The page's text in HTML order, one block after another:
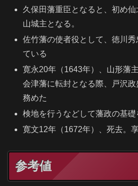
久保田藩重臣となると、初め
山城主となる。
佐竹藩の使者役として、徳川
ている
寛永20年（1643年）、山形藩
会津藩に転封となる際、戸沢
務めた
検地を行うなどして藩政の基礎
寛文12年（1672年）、死去。享
参考値